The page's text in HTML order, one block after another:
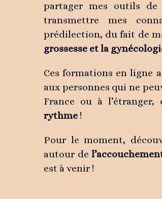
partager mes outils de
transmettre mes
prédilection, du fait de
grossesse et la
Ces formations en ligne
aux personnes qui ne
France ou à
rythme !
Pour le moment,
autour de
est à venir !